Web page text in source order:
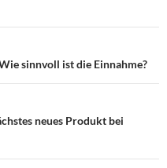
sinnvoll ist die Einnahme?
neues Produkt bei